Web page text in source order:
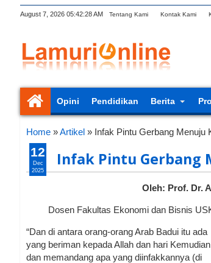
August 7, 2026 05:42:29 AM Tentang Kami Kontak Kami
Opini Pendidikan Berita
Home »Artikel » Infak Pintu Gerbang Menuju
Infak Pintu Gerbang
Oleh: Prof. Dr.
Dosen Fakultas Ekonomi dan Bisnis
“Dan di antara orang-orang Arab Badui itu ada
yang beriman kepada Allah dan hari
dan memandang apa yang diinfakkannya (di
12
Dec
2025